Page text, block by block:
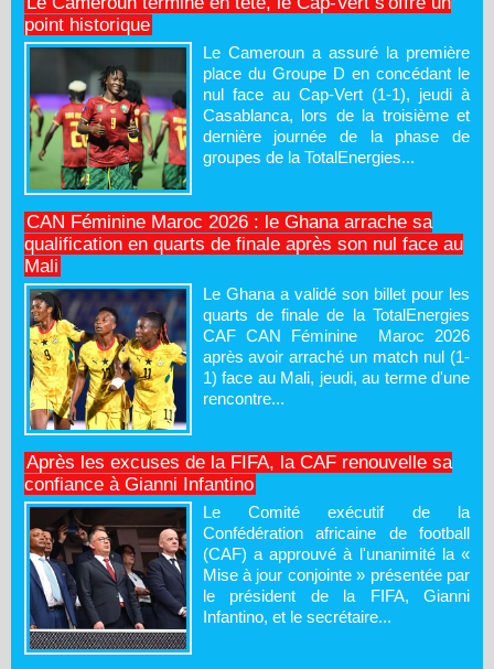
point historique
Le Cameroun a assuré la première
place du Groupe D en concédant le
nul face au Cap-Vert (1-1), jeudi à
Casablanca, lors de la troisième et
dernière journée de la phase de
groupes de la TotalEnergies...
CAN Féminine Maroc 2026 : le Ghana arrache sa
qualification en quarts de finale après son nul face au
Mali
Le Ghana a validé son billet pour les
quarts de finale de la TotalEnergies
CAF CAN Féminine Maroc 2026
après avoir arraché un match nul (1-
1) face au Mali, jeudi, au terme d'une
rencontre...
Après les excuses de la FIFA, la CAF renouvelle sa
confiance à Gianni Infantino
Le Comité exécutif de la
Confédération africaine de football
(CAF) a approuvé à l'unanimité la «
Mise à jour conjointe » présentée par
le président de la FIFA, Gianni
Infantino, et le secrétaire...